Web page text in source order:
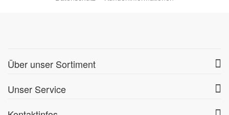
Über unser Sortiment
Unser Service